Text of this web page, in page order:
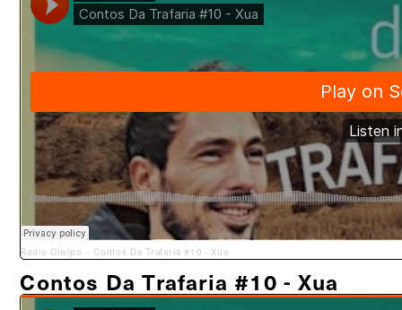
Radio Olisipo · Contos Da Trafaria #10 - Xua
Contos Da Trafaria #10 - Xua